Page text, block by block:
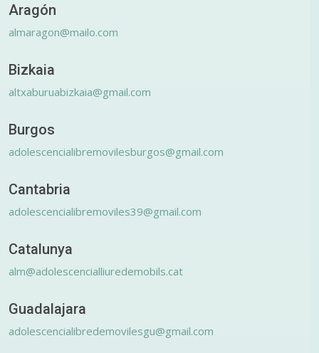
Aragón
almaragon@mailo.com
Bizkaia
altxaburuabizkaia@gmail.com
Burgos
adolescencialibremovilesburgos@gmail.com
Cantabria
adolescencialibremoviles39@gmail.com
Catalunya
alm@adolescencialliuredemobils.cat
Guadalajara
adolescencialibredemovilesgu@gmail.com